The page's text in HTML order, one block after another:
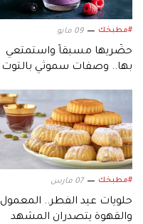
#مطبخك 09 مايو
حضّريها مسبقاً واستمتعي
بها.. وصفات سموثي بالتوت
#مطبخك 07 مارس
حلويات عيد الفطر.. المعمول
والقهوة يتصدران المشهد